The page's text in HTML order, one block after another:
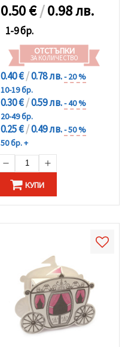
0.50€/0.98 лв.
1-9 бр.
ОТСТЪПКИ
ЗА КОЛИЧЕСТВО
0.40 €/0.78 лв.- 20 %
10-19 бр.
0.30 €/0.59 лв.- 40 %
20-49 бр.
0.25 €/0.49 лв.- 50 %
50 бр. +
КУПИ